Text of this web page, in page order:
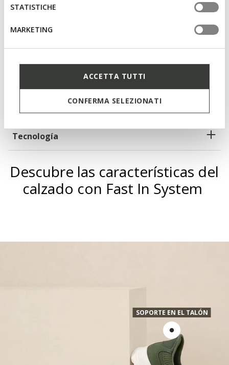
STATISTICHE
MARKETING
ACCETTA TUTTI
CONFERMA SELEZIONATI
desmontable
Tecnología
Descubre las características del
calzado con Fast In System
SOPORTE EN EL TALÓN